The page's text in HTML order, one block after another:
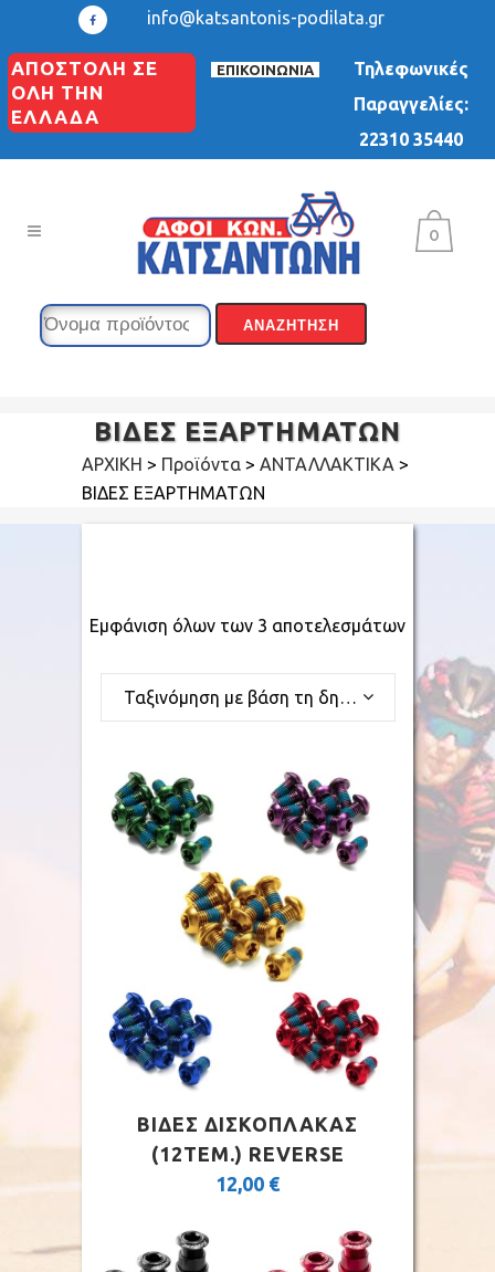
info@katsantonis-podilata.gr
ΑΠΟΣΤΟΛΗ ΣΕ
ΟΛΗ ΤΗΝ
ΕΛΛΑΔΑ
ΕΠΙΚΟΙΝΩΝΙΑ
Τηλεφωνικές
Παραγγελίες:
22310 35440
0
ΒΙΔΕΣ ΕΞΑΡΤΗΜΑΤΩΝ
ΑΡΧΙΚΗ > Προϊόντα > ΑΝΤΑΛΛΑΚΤΙΚΑ >
ΒΙΔΕΣ ΕΞΑΡΤΗΜΑΤΩΝ
Εμφάνιση όλων των 3 αποτελεσμάτων
Ταξινόμηση με βάση τη δημοφιλία
ΒΙΔΕΣ ΔΙΣΚΟΠΛΑΚΑΣ
(12ΤΕΜ.) REVERSE
12,00 €